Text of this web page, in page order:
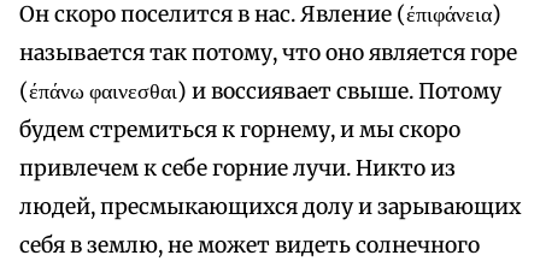
Он скоро поселится в нас. Явление (έπιφάνεια)
называется так потому, что оно является горе
(έπάνω φαινεσθαι) и воссиявает свыше. Потому
будем стремиться к горнему, и мы скоро
привлечем к себе горние лучи. Никто из
людей, пресмыкающихся долу и зарывающих
себя в землю, не может видеть солнечного